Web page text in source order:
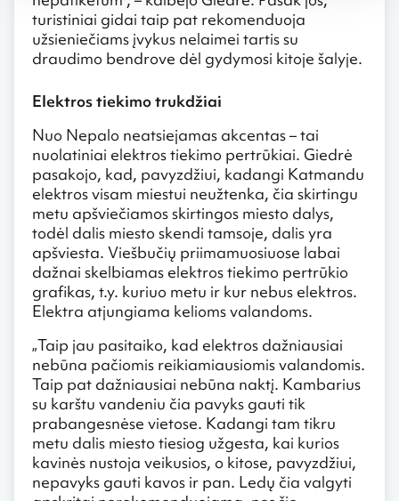
turistiniai gidai taip pat rekomenduoja
užsieniečiams įvykus nelaimei tartis su
draudimo bendrove dėl gydymosi kitoje šalyje.
Elektros tiekimo trukdžiai
Nuo Nepalo neatsiejamas akcentas – tai
nuolatiniai elektros tiekimo pertrūkiai. Giedrė
pasakojo, kad, pavyzdžiui, kadangi Katmandu
elektros visam miestui neužtenka, čia skirtingu
metu apšviečiamos skirtingos miesto dalys,
todėl dalis miesto skendi tamsoje, dalis yra
apšviesta. Viešbučių priimamuosiuose labai
dažnai skelbiamas elektros tiekimo pertrūkio
grafikas, t.y. kuriuo metu ir kur nebus elektros.
Elektra atjungiama kelioms valandoms.
„Taip jau pasitaiko, kad elektros dažniausiai
nebūna pačiomis reikiamiausiomis valandomis.
Taip pat dažniausiai nebūna naktį. Kambarius
su karštu vandeniu čia pavyks gauti tik
prabangesnėse vietose. Kadangi tam tikru
metu dalis miesto tiesiog užgesta, kai kurios
kavinės nustoja veikusios, o kitose, pavyzdžiui,
nepavyks gauti kavos ir pan. Ledų čia valgyti